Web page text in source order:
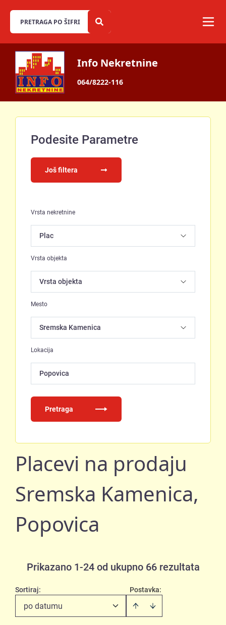
Info Nekretnine
064/8222-116
Podesite Parametre
Još filtera
Vrsta nekretnine
Vrsta objekta
Mesto
Lokacija
Popovica
Pretraga
Placevi na prodaju
Sremska Kamenica,
Popovica
Prikazano 1-24 od ukupno 66 rezultata
Postavka:
Sortiraj:
po datumu